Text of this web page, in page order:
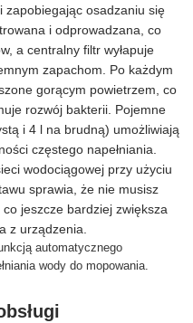
zapobiegając osadzaniu się
i odprowadzana, co
a centralny filtr wyłapuje
zapachom. Po każdym
gorącym powietrzem, co
rozwój bakterii. Pojemne
i 4 l na brudną) umożliwiają
częstego napełniania.
wodociągowej przy użyciu
sprawia, że nie musisz
jeszcze bardziej zwiększa
z urządzenia.